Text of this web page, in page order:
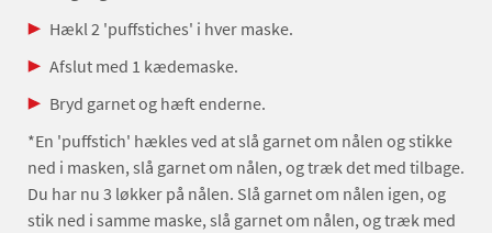
Hækl 2 'puffstiches' i hver maske.
Afslut med 1 kædemaske.
Bryd garnet og hæft enderne.
*En 'puffstich' hækles ved at slå garnet om nålen og stikke
ned i masken, slå garnet om nålen, og træk det med tilbage.
Du har nu 3 løkker på nålen. Slå garnet om nålen igen, og
stik ned i samme maske, slå garnet om nålen, og træk med